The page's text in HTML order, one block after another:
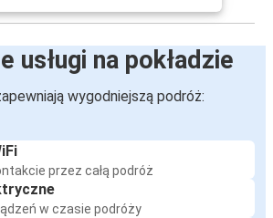
usługi na pokładzie
wygodniejszą podróż:
przez całą podróż
w czasie podróży